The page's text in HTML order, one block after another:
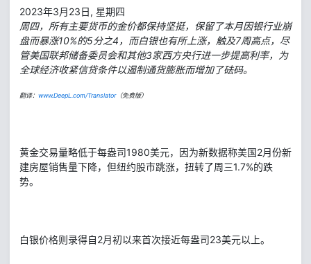
2023年3月23日, 星期四
周四，所有主要货币的金价都保持坚挺，保留了本月因银行业崩
盘而暴涨10%的5分之4，而白银也有所上涨，触及7周高点，尽
管美国联邦储备委员会和其他3家西方央行进一步提高利率，为
全球经济收紧信贷条件以遏制通货膨胀而增加了砝码。
翻译： www.DeepL.com/Translator（免费版）
黄金交易量略低于每盎司1980美元，因为新数据称美国2月份新
建房屋销售量下降，但纽约股市跳涨，扭转了周三1.7%的跌
势。
白银价格则录得自2月初以来首次接近每盎司23美元以上。